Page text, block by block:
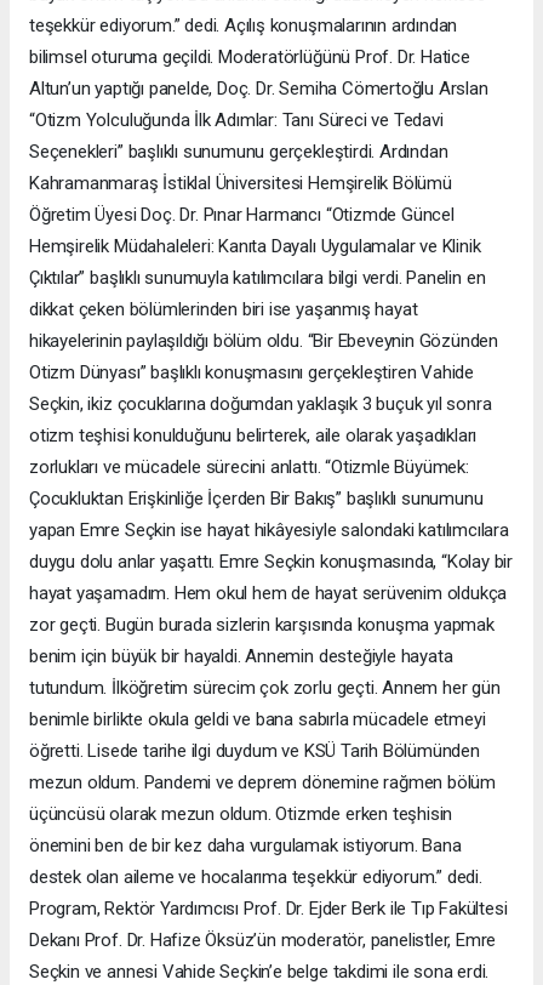
teşekkür ediyorum.” dedi. Açılış konuşmalarının ardından
bilimsel oturuma geçildi. Moderatörlüğünü Prof. Dr. Hatice
Altun’un yaptığı panelde, Doç. Dr. Semiha Cömertoğlu Arslan
“Otizm Yolculuğunda İlk Adımlar: Tanı Süreci ve Tedavi
Seçenekleri” başlıklı sunumunu gerçekleştirdi. Ardından
Kahramanmaraş İstiklal Üniversitesi Hemşirelik Bölümü
Öğretim Üyesi Doç. Dr. Pınar Harmancı “Otizmde Güncel
Hemşirelik Müdahaleleri: Kanıta Dayalı Uygulamalar ve Klinik
Çıktılar” başlıklı sunumuyla katılımcılara bilgi verdi. Panelin en
dikkat çeken bölümlerinden biri ise yaşanmış hayat
hikayelerinin paylaşıldığı bölüm oldu. “Bir Ebeveynin Gözünden
Otizm Dünyası” başlıklı konuşmasını gerçekleştiren Vahide
Seçkin, ikiz çocuklarına doğumdan yaklaşık 3 buçuk yıl sonra
otizm teşhisi konulduğunu belirterek, aile olarak yaşadıkları
zorlukları ve mücadele sürecini anlattı. “Otizmle Büyümek:
Çocukluktan Erişkinliğe İçerden Bir Bakış” başlıklı sunumunu
yapan Emre Seçkin ise hayat hikâyesiyle salondaki katılımcılara
duygu dolu anlar yaşattı. Emre Seçkin konuşmasında, “Kolay bir
hayat yaşamadım. Hem okul hem de hayat serüvenim oldukça
zor geçti. Bugün burada sizlerin karşısında konuşma yapmak
benim için büyük bir hayaldi. Annemin desteğiyle hayata
tutundum. İlköğretim sürecim çok zorlu geçti. Annem her gün
benimle birlikte okula geldi ve bana sabırla mücadele etmeyi
öğretti. Lisede tarihe ilgi duydum ve KSÜ Tarih Bölümünden
mezun oldum. Pandemi ve deprem dönemine rağmen bölüm
üçüncüsü olarak mezun oldum. Otizmde erken teşhisin
önemini ben de bir kez daha vurgulamak istiyorum. Bana
destek olan aileme ve hocalarıma teşekkür ediyorum.” dedi.
Program, Rektör Yardımcısı Prof. Dr. Ejder Berk ile Tıp Fakültesi
Dekanı Prof. Dr. Hafize Öksüz’ün moderatör, panelistler, Emre
Seçkin ve annesi Vahide Seçkin’e belge takdimi ile sona erdi.